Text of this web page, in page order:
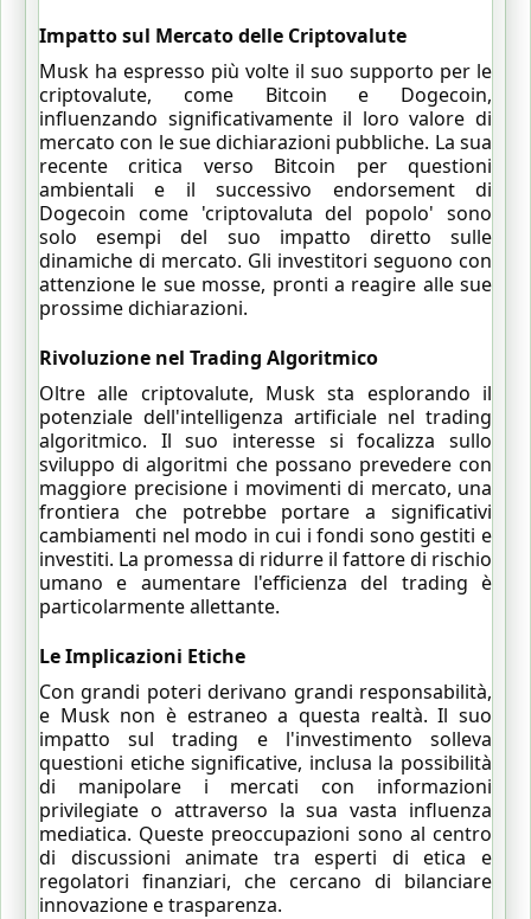
Impatto sul Mercato delle Criptovalute
Musk ha espresso più volte il suo supporto per le
criptovalute, come Bitcoin e Dogecoin,
influenzando significativamente il loro valore di
mercato con le sue dichiarazioni pubbliche. La sua
recente critica verso Bitcoin per questioni
ambientali e il successivo endorsement di
Dogecoin come 'criptovaluta del popolo' sono
solo esempi del suo impatto diretto sulle
dinamiche di mercato. Gli investitori seguono con
attenzione le sue mosse, pronti a reagire alle sue
prossime dichiarazioni.
Rivoluzione nel Trading Algoritmico
Oltre alle criptovalute, Musk sta esplorando il
potenziale dell'intelligenza artificiale nel trading
algoritmico. Il suo interesse si focalizza sullo
sviluppo di algoritmi che possano prevedere con
maggiore precisione i movimenti di mercato, una
frontiera che potrebbe portare a significativi
cambiamenti nel modo in cui i fondi sono gestiti e
investiti. La promessa di ridurre il fattore di rischio
umano e aumentare l'efficienza del trading è
particolarmente allettante.
Le Implicazioni Etiche
Con grandi poteri derivano grandi responsabilità,
e Musk non è estraneo a questa realtà. Il suo
impatto sul trading e l'investimento solleva
questioni etiche significative, inclusa la possibilità
di manipolare i mercati con informazioni
privilegiate o attraverso la sua vasta influenza
mediatica. Queste preoccupazioni sono al centro
di discussioni animate tra esperti di etica e
regolatori finanziari, che cercano di bilanciare
innovazione e trasparenza.